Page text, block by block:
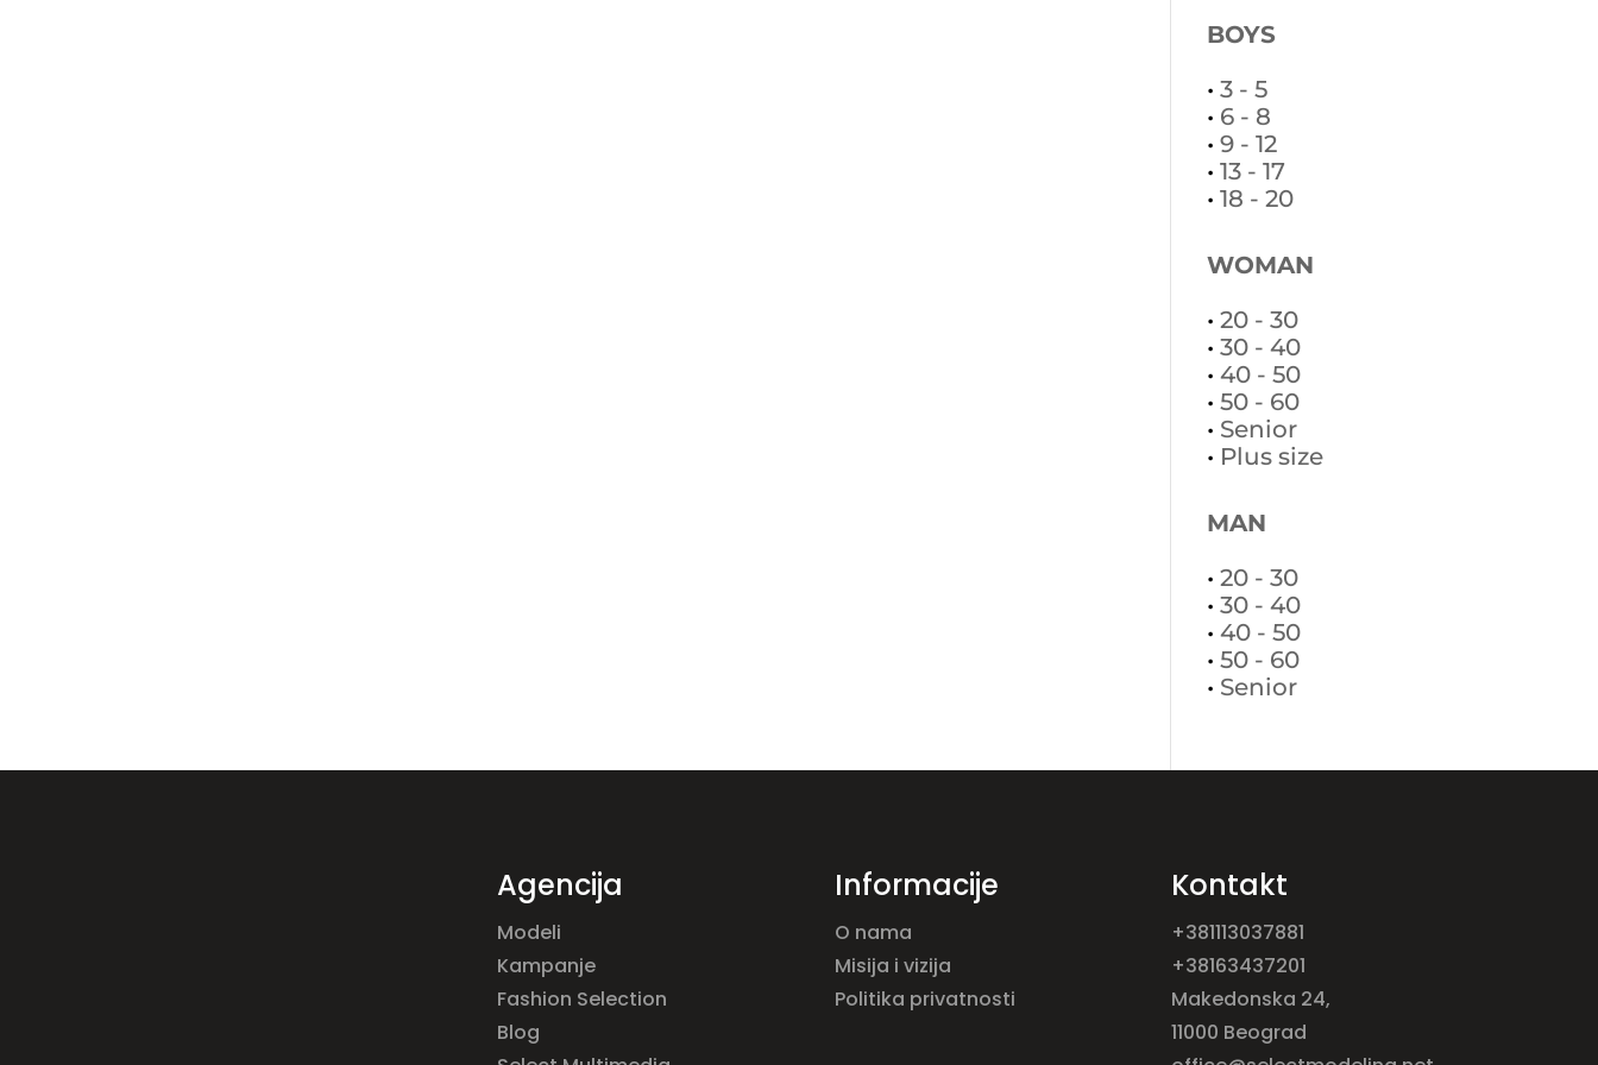
BOYS
•3 - 5
• 6 - 8
•9 - 12
•13 - 17
•18 - 20
WOMAN
•20 - 30
•30 - 40
•40 - 50
•50 - 60
• Senior
• Plus size
MAN
•20 - 30
•30 - 40
•40 - 50
•50 - 60
• Senior
Agencija
Modeli
Kampanje
Fashion Selection
Blog
Informacije
O nama
Misija i vizija
Politika privatnosti
Kontakt
+381113037881
+38163437201
Makedonska 24,
11000 Beograd